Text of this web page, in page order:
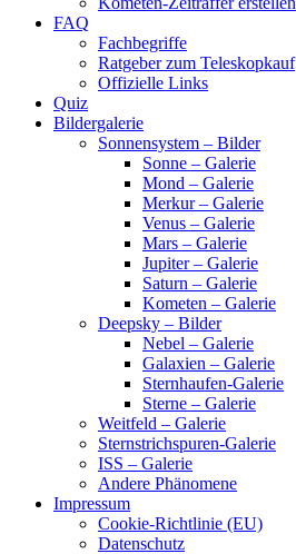
FAQ
Fachbegriffe
Ratgeber zum Teleskopkauf
Offizielle Links
Quiz
Bildergalerie
Sonnensystem – Bilder
Sonne – Galerie
Mond – Galerie
Merkur – Galerie
Venus – Galerie
Mars – Galerie
Jupiter – Galerie
Saturn – Galerie
Kometen – Galerie
Deepsky – Bilder
Nebel – Galerie
Galaxien – Galerie
Sternhaufen-Galerie
Sterne – Galerie
Weitfeld – Galerie
Sternstrichspuren-Galerie
ISS – Galerie
Andere Phänomene
Impressum
Cookie-Richtlinie (EU)
Datenschutz